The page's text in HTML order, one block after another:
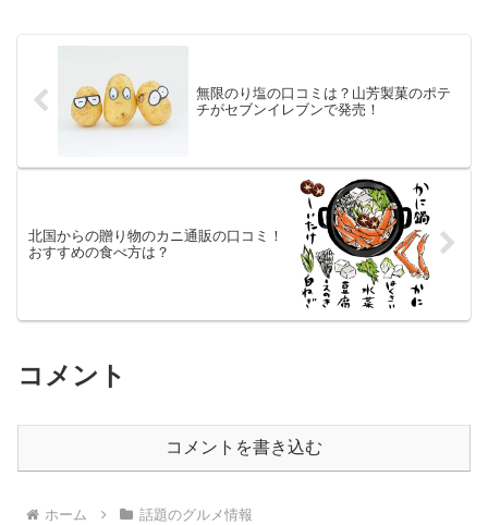
品のスイーツや、番組放送後にま
で分かりやすく解説します。
す。
無限のり塩の口コミは？山芳製菓のポテ
チがセブンイレブンで発売！
北国からの贈り物のカニ通販の口コミ！
おすすめの食べ方は？
コメント
コメントを書き込む
ホーム 話題のグルメ情報